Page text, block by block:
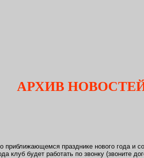
АРХИВ НОВОСТЕЙ
приближающемся празднике нового года и
клуб будет работать по звонку (звоните